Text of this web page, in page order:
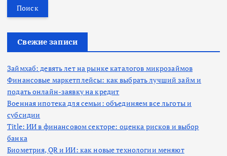
т
Свежие записи
Займхаб: девять лет на рынке каталогов микрозаймов
Финансовые маркетплейсы: как выбрать лучший займ и
подать онлайн-заявку на кредит
Военная ипотека для семьи: объединяем все льготы и
субсидии
Title: ИИ в финансовом секторе: оценка рисков и выбор
банка
Биометрия, QR и ИИ: как новые технологии меняют